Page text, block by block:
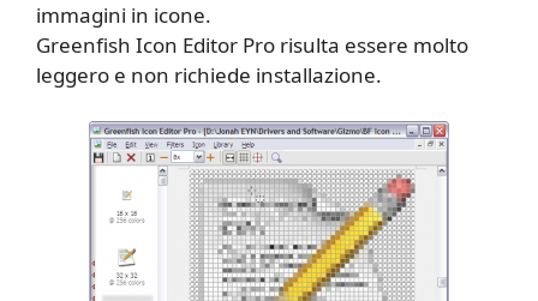
immagini in icone.
Greenfish Icon Editor Pro risulta essere molto
leggero e non richiede installazione.